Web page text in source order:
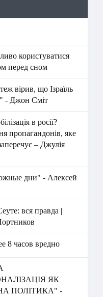
користуватися
перед сном
вірив, що Ізраїль
- Джон Сміт
в росії?
пропагандонів, яке
– Джулія
дни" - Алексей
вся правда |
8 часов вредно
ЯК
ПОЛІТИКА" -